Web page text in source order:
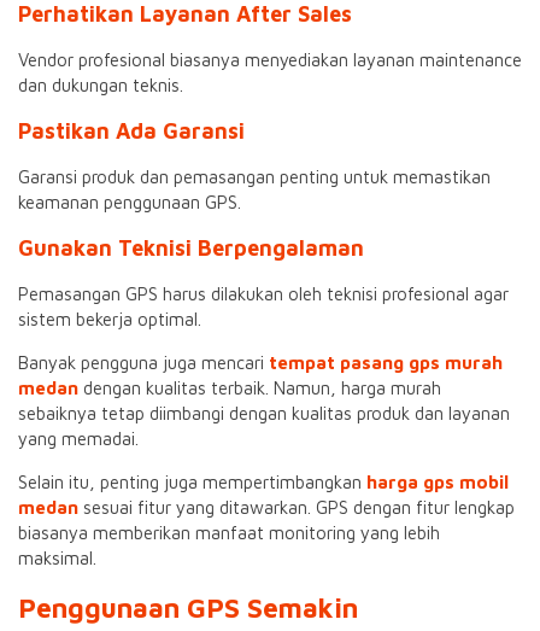
Perhatikan Layanan After Sales
Vendor profesional biasanya menyediakan layanan maintenance
dan dukungan teknis.
Pastikan Ada Garansi
Garansi produk dan pemasangan penting untuk memastikan
keamanan penggunaan GPS.
Gunakan Teknisi Berpengalaman
Pemasangan GPS harus dilakukan oleh teknisi profesional agar
sistem bekerja optimal.
Banyak pengguna juga mencari tempat pasang gps murah
medan dengan kualitas terbaik. Namun, harga murah
sebaiknya tetap diimbangi dengan kualitas produk dan layanan
yang memadai.
Selain itu, penting juga mempertimbangkan harga gps mobil
medan sesuai fitur yang ditawarkan. GPS dengan fitur lengkap
biasanya memberikan manfaat monitoring yang lebih
maksimal.
Penggunaan GPS Semakin